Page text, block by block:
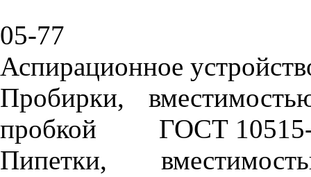
05-77
Аспирационное
Пробирки,
пробкой
ГОСТ
Пипетки,